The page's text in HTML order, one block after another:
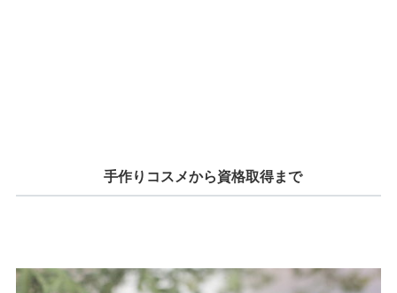
手作りコスメから資格取得まで